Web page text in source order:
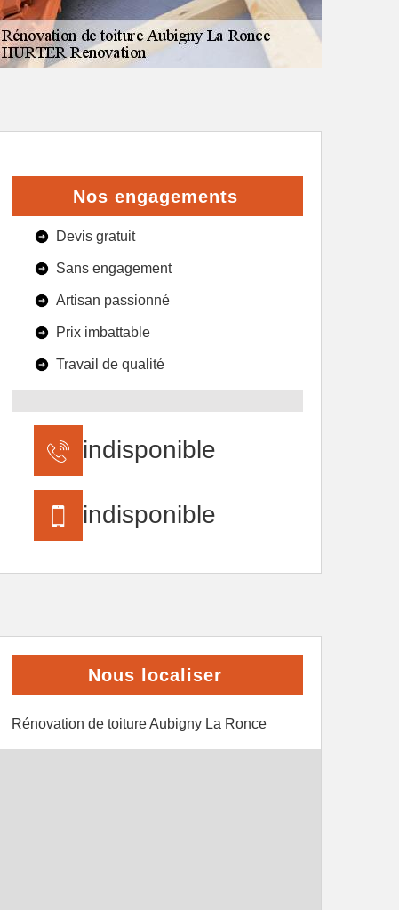
Nos engagements
Devis gratuit
Sans engagement
Artisan passionné
Prix imbattable
Travail de qualité
indisponible
indisponible
Nous localiser
Rénovation de toiture Aubigny La Ronce